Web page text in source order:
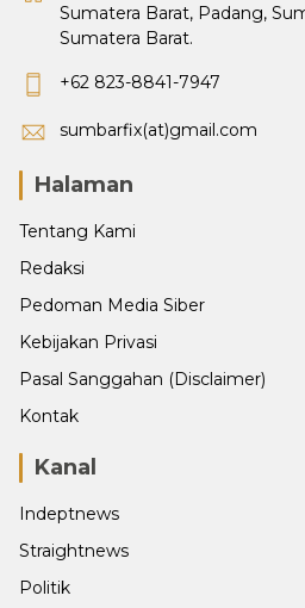
Sumatera Barat, Padang,
Sumatera Barat.
+62 823-8841-7947
sumbarfix(at)gmail.com
Halaman
Tentang Kami
Redaksi
Pedoman Media Siber
Kebijakan Privasi
Pasal Sanggahan (Disclaimer)
Kontak
Kanal
Indeptnews
Straightnews
Politik